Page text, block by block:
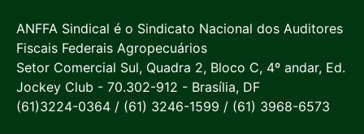
ANFFA Sindical é o Sindicato Nacional dos Auditores
Fiscais Federais Agropecuários
Setor Comercial Sul, Quadra 2, Bloco C, 4º andar, Ed.
Jockey Club - 70.302-912 - Brasília, DF
(61)3224-0364 / (61) 3246-1599 / (61) 3968-6573